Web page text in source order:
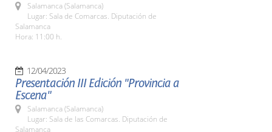
Salamanca (Salamanca)
Lugar: Sala de Comarcas. Diputación de
Salamanca
Hora: 11:00 h.
12/04/2023
Presentación III Edición "Provincia a
Escena"
Salamanca (Salamanca)
Lugar: Sala de las Comarcas. Diputación de
Salamanca